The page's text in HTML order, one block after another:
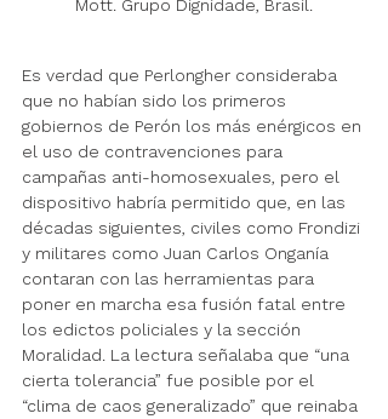
Mott. Grupo Dignidade, Brasil.
Es verdad que Perlongher consideraba
que no habían sido los primeros
gobiernos de Perón los más enérgicos en
el uso de contravenciones para
campañas anti-homosexuales, pero el
dispositivo habría permitido que, en las
décadas siguientes, civiles como Frondizi
y militares como Juan Carlos Onganía
contaran con las herramientas para
poner en marcha esa fusión fatal entre
los edictos policiales y la sección
Moralidad. La lectura señalaba que “una
cierta tolerancia” fue posible por el
“clima de caos generalizado” que reinaba